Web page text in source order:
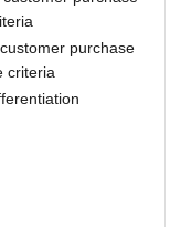
purchase
criteria